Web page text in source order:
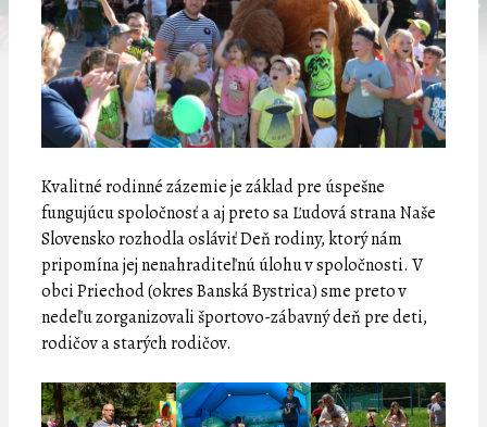
Kvalitné rodinné zázemie je základ pre úspešne
fungujúcu spoločnosť a aj preto sa Ľudová strana Naše
Slovensko rozhodla osláviť Deň rodiny, ktorý nám
pripomína jej nenahraditeľnú úlohu v spoločnosti. V
obci Priechod (okres Banská Bystrica) sme preto v
nedeľu zorganizovali športovo-zábavný deň pre deti,
rodičov a starých rodičov.